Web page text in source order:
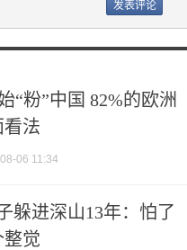
“粉”中国 82%的欧洲
看法
06 11:34
躲进深山13年：怕了
整觉